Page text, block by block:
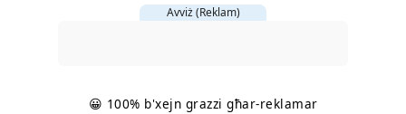
Avviż (Reklam)
😀 100% b'xejn grazzi għar-reklamar